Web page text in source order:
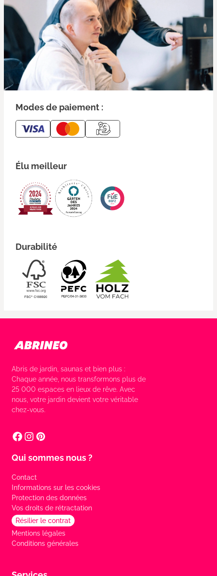
Modes de paiement :
Élu meilleur
Durabilité
Abris de jardin, saunas et bien plus :
Chaque année, nous transformons plus de
25 000 espaces en lieux de rêve. Avec
nous, votre jardin devient votre véritable
chez-vous.
Qui sommes nous ?
Contact
Informations sur les cookies
Protection des données
Vos droits de rétractation
Résilier le contrat
Mentions légales
Conditions générales